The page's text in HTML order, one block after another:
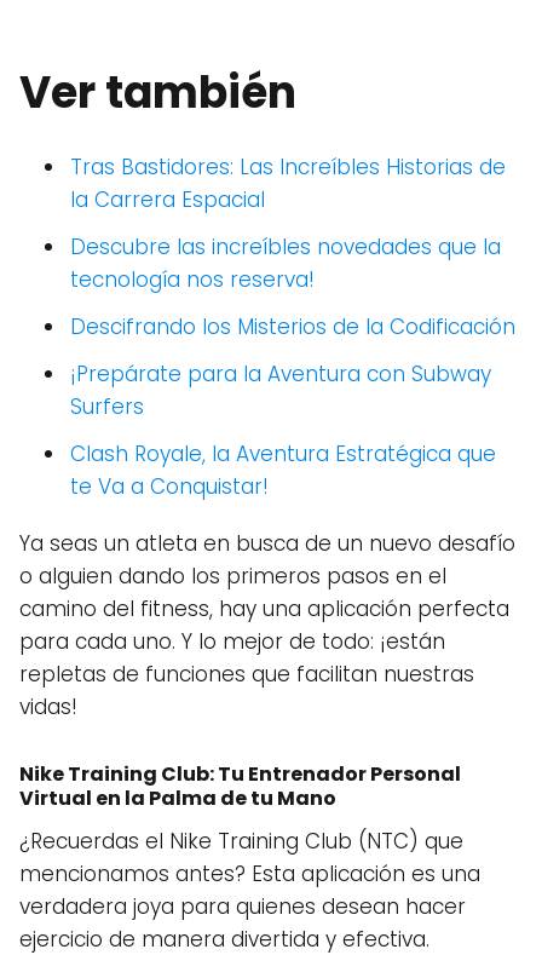
Ver también
Tras Bastidores: Las Increíbles Historias de
la Carrera Espacial
Descubre las increíbles novedades que la
tecnología nos reserva!
Descifrando los Misterios de la Codificación
¡Prepárate para la Aventura con Subway
Surfers
Clash Royale, la Aventura Estratégica que
te Va a Conquistar!
Ya seas un atleta en busca de un nuevo desafío
o alguien dando los primeros pasos en el
camino del fitness, hay una aplicación perfecta
para cada uno. Y lo mejor de todo: ¡están
repletas de funciones que facilitan nuestras
vidas!
Nike Training Club: Tu Entrenador Personal
Virtual en la Palma de tu Mano
¿Recuerdas el Nike Training Club (NTC) que
mencionamos antes? Esta aplicación es una
verdadera joya para quienes desean hacer
ejercicio de manera divertida y efectiva.